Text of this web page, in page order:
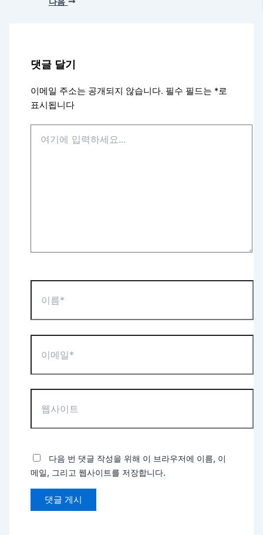
댓글 달기
이메일 주소는 공개되지 않습니다. 필수 필드는 *로
표시됩니다
*
트
다음 번 댓글 작성을 위해 이 브라우저에 이름, 이
메일, 그리고 웹사이트를 저장합니다.